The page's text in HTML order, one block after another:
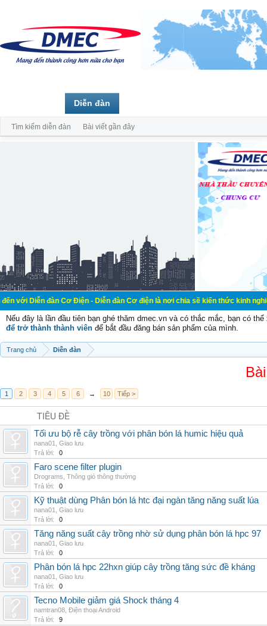
đàn Cơ Điện - Diễn đàn Cơ điện là nơi chia sẽ kiến thức kinh nghiệm trong
Nếu đây là lần đầu tiên bạn ghé thăm dmec.vn và có thắc mắc, bạn có
để trở thành thành viên để bắt đầu đăng bán sản phẩm của mình.
Trang chủ Diễn đàn
1 2 3 4 5 6 → 10 Tiếp >
TIÊU ĐỀ
Tối ưu bộ rễ cây trồng với phân bón lá humic hiệu quả
nana01
Giao lưu
Trả lời:
0
Faro scene filter plugin
Drograms Thông gió thông thường
Trả lời:
0
Kỹ thuật dùng Phân bón lá htc đại ngàn tăng năng suất lúa
nana01
Giao lưu
Trả lời:
0
Tăng năng suất cây trồng nhờ sử dụng phân bón lá hpc 97
nana01
Giao lưu
Trả lời:
0
Phân bón lá hpc 22hxn giúp cây trồng tăng sức đề kháng
nana01
Giao lưu
Trả lời:
0
Tecno Mobile giảm giá Shock tháng 4
namtran08 Điện thoại Android
Trả lời:
9
Diễn đàn
Tìm kiếm diễn đàn Bài viết gần đây